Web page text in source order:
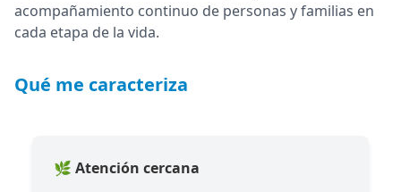
acompañamiento continuo de personas y familias en
cada etapa de la vida.
Qué me caracteriza
🌿 Atención cercana